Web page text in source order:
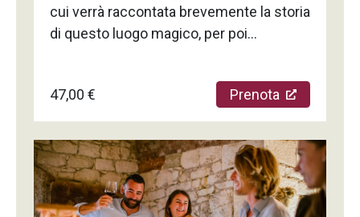
cui verrà raccontata brevemente la storia
di questo luogo magico, per poi
affinamento e lo spumantificio, dove
verrà spiegato il metodo utilizzato per la
produzione dei vini. L’attività si conclude
in sala degustazioni, qui potrai sfidare il
tuo olfatto e palato con una
degustazione alla cieca dei nostri vini più
pregiati. Un'esperienza unica per
47,00 € Prenota